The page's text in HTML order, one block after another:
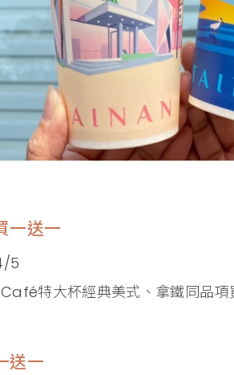
一送一
5
特大杯經典美式、拿鐵同品項
送一